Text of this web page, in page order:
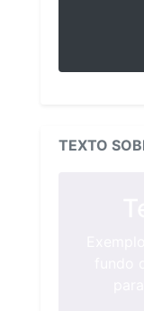
TEXTO